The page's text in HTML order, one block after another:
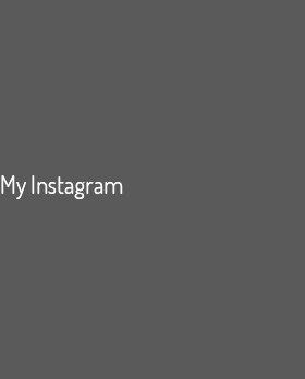
My Instagram